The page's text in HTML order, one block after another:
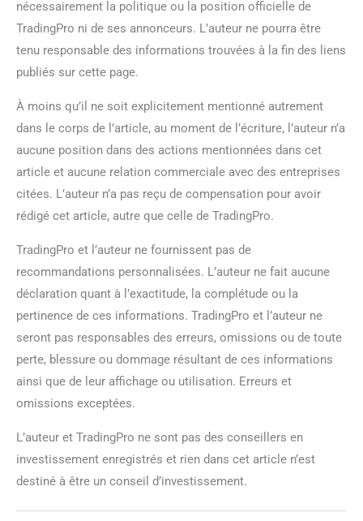
nécessairement la politique ou la position officielle de
TradingPro ni de ses annonceurs. L’auteur ne pourra être
tenu responsable des informations trouvées à la fin des liens
publiés sur cette page.
À moins qu’il ne soit explicitement mentionné autrement
dans le corps de l’article, au moment de l’écriture, l’auteur n’a
aucune position dans des actions mentionnées dans cet
article et aucune relation commerciale avec des entreprises
citées. L’auteur n’a pas reçu de compensation pour avoir
rédigé cet article, autre que celle de TradingPro.
TradingPro et l’auteur ne fournissent pas de
recommandations personnalisées. L’auteur ne fait aucune
déclaration quant à l’exactitude, la complétude ou la
pertinence de ces informations. TradingPro et l’auteur ne
seront pas responsables des erreurs, omissions ou de toute
perte, blessure ou dommage résultant de ces informations
ainsi que de leur affichage ou utilisation. Erreurs et
omissions exceptées.
L’auteur et TradingPro ne sont pas des conseillers en
investissement enregistrés et rien dans cet article n’est
destiné à être un conseil d’investissement.